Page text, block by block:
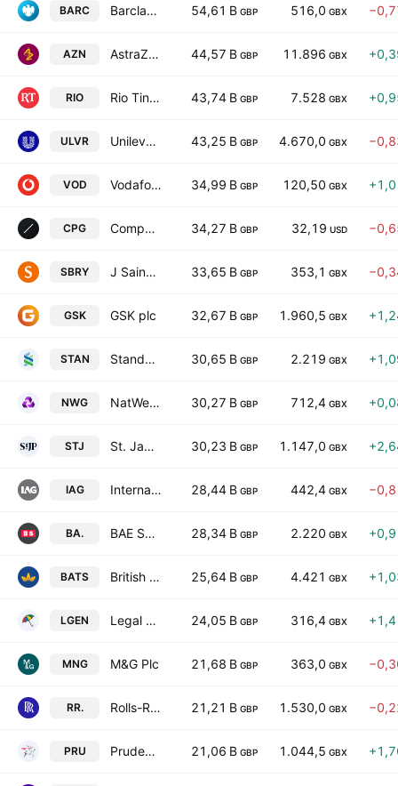
BARC Barclays PLC 54,61 B GBP 516,0 GBX
AZN AstraZeneca PLC 44,57 B GBP 11.896 GBX
RIO Rio Tinto plc 43,74 B GBP 7.528 GBX
ULVR Unilever PLC 43,25 B GBP 4.670,0 GBX
VOD Vodafone Group Public Limited Company 34,99 B GBP 120,50 GBX
CPG Compass Group PLC 34,27 B GBP 32,19 USD
SBRY J Sainsbury plc 33,65 B GBP 353,1 GBX
GSK GSK plc 32,67 B GBP 1.960,5 GBX
STAN Standard Chartered PLC 30,65 B GBP 2.219 GBX
NWG NatWest Group Plc 30,27 B GBP 712,4 GBX
STJ St. James's Place Plc 30,23 B GBP 1.147,0 GBX
IAG International Consolidated Airlines Group SA 28,44 B GBP 442,4 GBX
BA. BAE Systems plc 28,34 B GBP 2.220 GBX
BATS British American Tobacco p.l.c. 25,64 B GBP 4.421 GBX
LGEN Legal & General Group Plc 24,05 B GBP 316,4 GBX
MNG M&G Plc 21,68 B GBP 363,0 GBX
RR. Rolls-Royce Holdings plc 21,21 B GBP 1.530,0 GBX
PRU Prudential plc 21,06 B GBP 1.044,5 GBX